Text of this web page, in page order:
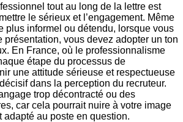
tout au long de la lettre est
le sérieux et l’engagement. Même
plus informel ou détendu, lorsque vous
présentation, vous devez adopter un ton
En France, où le professionnalisme
étape du processus de
une attitude sérieuse et respectueuse
dans la perception du recruteur.
trop décontracté ou des
car cela pourrait nuire à votre image
adapté au poste en question.